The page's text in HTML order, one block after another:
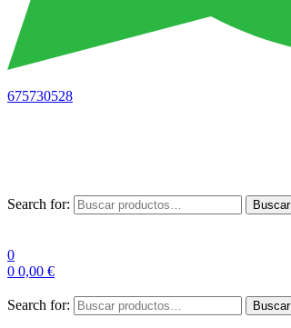
675730528
Search for: Buscar
0
0 0,00 €
Search for: Buscar